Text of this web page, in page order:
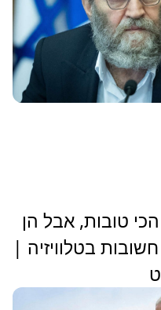
טובות, אבל הן
חשובות בטלוויזיה |